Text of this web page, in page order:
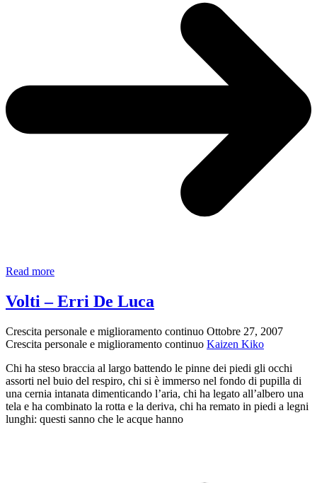
Read moreda
d’Amore
–
Szimborska
Volti – Erri De Luca
Crescita personale e miglioramento continuo Ottobre 27, 2007
Crescita personale e miglioramento continuo Kaizen Kiko
Chi ha steso braccia al largo battendo le pinne dei piedi gli occhi
assorti nel buio del respiro, chi si è immerso nel fondo di pupilla di
una cernia intanata dimenticando l’aria, chi ha legato all’albero una
tela e ha combinato la rotta e la deriva, chi ha remato in piedi a legni
lunghi: questi sanno che le acque hanno